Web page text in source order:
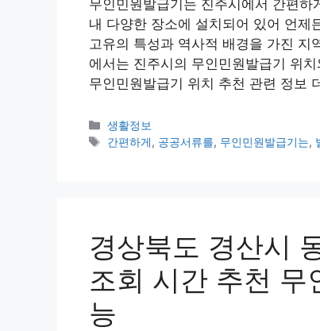
무인민원발급기는 진주시에서 간편
내 다양한 장소에 설치되어 있어 언제
고유의 특성과 역사적 배경을 가진 지
에서는 진주시의 무인민원발급기 위
무인민원발급기 위치 추천 관련 정
카
테
생활정보
태
간편하게, 공공서류를, 무인민원발급기는,
경상북도 경산시
조회 시간 추천 무
능